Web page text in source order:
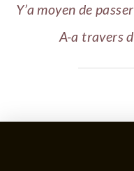
Y’a moyen de
A-a travers